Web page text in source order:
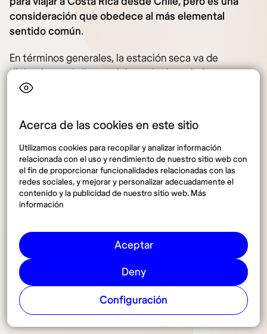
Acerca de las cookies en este sitio
Utilizamos cookies para recopilar y analizar información
relacionada con el uso y rendimiento de nuestro sitio web con
el fin de proporcionar funcionalidades relacionadas con las
redes sociales, y mejorar y personalizar adecuadamente el
contenido y la publicidad de nuestro sitio web. Más
información
Aceptar
Deny
Configuración
consideración que obedece al más elemental
sentido común.
En términos generales, la estación seca va de
diciembre a abril, con cielos más despejados y menos
lluvia; es la época preferida para playa, excursiones y
concurrida
De mayo a noviembre predomina la temporada de
lluvias, con chubascos frecuentes pero muchas horas
de sol, especialmente al inicio y al final del periodo. En
esos meses los precios de hoteles y tours suelen
bajar.
En la etapa lluviosa algunas pistas, senderos o
actividades llegan a suspenderse por malas
condiciones meteorológicas, sobre todo en las zonas
montañosas o en la costa del Caribe.